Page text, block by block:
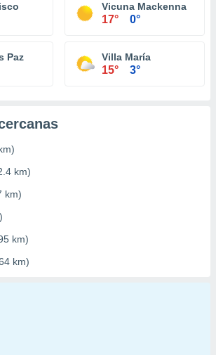
Vicuna Mackenna
17° 0°
Paz Villa María
15° 3°
km)
km)
km)
km)